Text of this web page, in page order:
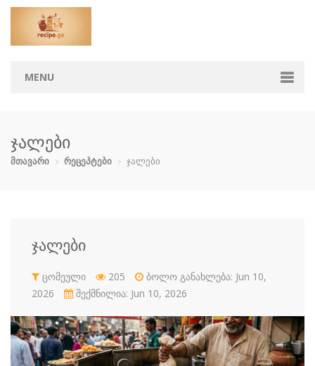
MENU
კატეგორიები
კოქტეილები
ნამცხვრები ნაყინი პიცა
რძის პროდუ… სალათი სასმელები სოუსი
სუპები სუში ტკბილეული ფასტ ფუდი
ჯალები
მთავარი რეცეპტები ჯალები
ჯალები
ცომეული 205
ბოლო განახლება: Jun 10,
2026
შექმნილია: Jun 10, 2026